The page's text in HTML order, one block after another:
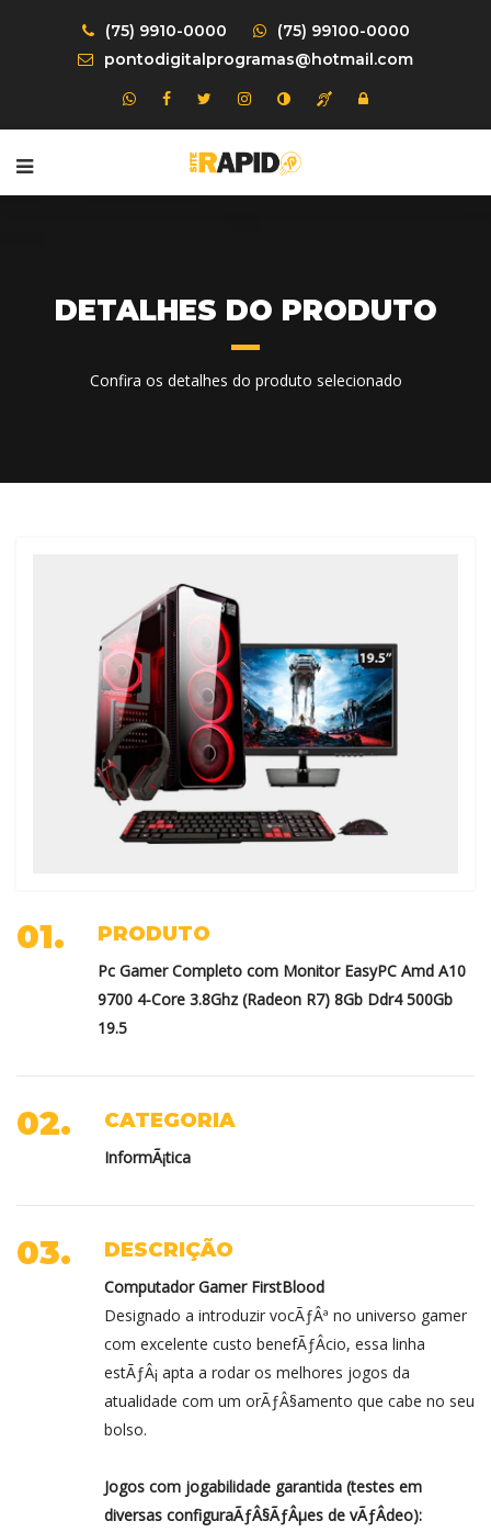
(75) 9910-0000
(75) 99100-0000
pontodigitalprogramas@hotmail.com
DETALHES DO PRODUTO
Confira os detalhes do produto selecionado
01. PRODUTO
Pc Gamer Completo com Monitor EasyPC Amd A10
9700 4-Core 3.8Ghz (Radeon R7) 8Gb Ddr4 500Gb
19.5
02. CATEGORIA
InformÃ¡tica
03. DESCRIÇÃO
Computador Gamer FirstBlood
Designado a introduzir vocÃƒÂª no universo gamer
com excelente custo benefÃƒÂ­cio, essa linha
estÃƒÂ¡ apta a rodar os melhores jogos da
atualidade com um orÃƒÂ§amento que cabe no seu
bolso.
Jogos com jogabilidade garantida (testes em
diversas configuraÃƒÂ§ÃƒÂµes de vÃƒÂ­deo):